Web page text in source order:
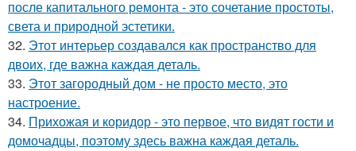
после капитального ремонта - это сочетание простоты,
света и природной эстетики.
32. Этот интерьер создавался как пространство для
двоих, где важна каждая деталь.
33. Этот загородный дом - не просто место, это
настроение.
34. Прихожая и коридор - это первое, что видят гости и
домочадцы, поэтому здесь важна каждая деталь.